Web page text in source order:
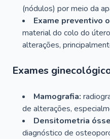
(nódulos) por meio da
Exame preventivo
material do colo do
alterações,
Exames
Mamografia:
de alterações,
Densitometria
diagnóstico de